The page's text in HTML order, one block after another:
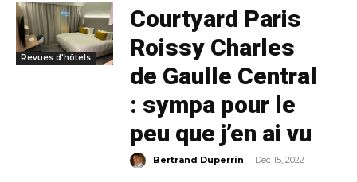
Revues d'hôtels
Courtyard Paris
Roissy Charles
de Gaulle Central
: sympa pour le
peu que j’en ai vu
Bertrand Duperrin - Déc 15, 2022